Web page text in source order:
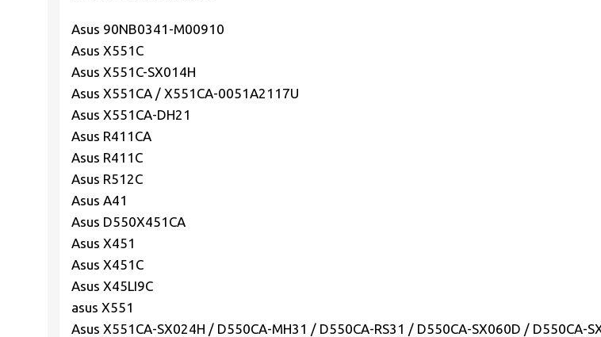
Asus 90NB0341-M00910
Asus X551C
Asus X551C-SX014H
Asus X551CA / X551CA-0051A2117U
Asus X551CA-DH21
Asus R411CA
Asus R411C
Asus R512C
Asus A41
Asus D550X451CA
Asus X451
Asus X451C
Asus X45LI9C
asus X551
Asus X551CA-SX024H / D550CA-MH31 / D550CA-RS31 / D550CA-SX060D / D550CA-